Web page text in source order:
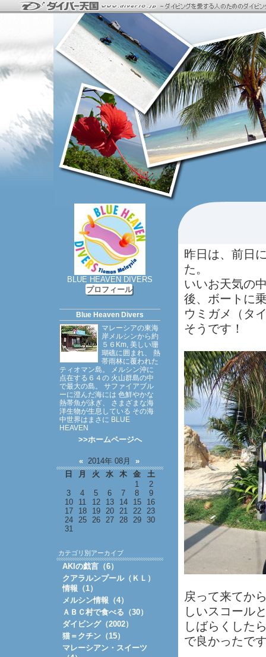
昨日は、前日
た。
いいお天気の
後、ボートに
ウミガメ（タ
そうです！
戻って来てか
しいスコール
しばらくした
で良かったで
BLUE HEAVEN DIVERS
プロフィール
Blue Heaven Divers
マレーシアの東海
岸メルシンから約
５６Km, 美しい珊
瑚礁に囲まれ、 熱
帯雨林に覆われた
ティオマン島。 メルシン沖に
点在する６４の 火山群島の中
で最大の島。 サファイアブル
ーに澄んだ海には 色鮮やかな
熱帯魚が泳ぎ、 さまざまな海
洋生物が生息している その海
中世界はまさに BLUE
HEAVEN
>>ホームページへ
« 2014年 08月 »
日
月 火 水 木 金
土
1
2
3
4 5 6 7 8
9
10
11 12 13 14 15
16
17
18 19 20 21 22
23
24
25 26 27 28 29
30
31
カテゴリ別アーカイブ
AKIの戯言（6）
クアラルンプール（ＫＬ）
情報（1）
メルシン情報（4）
ＡＢＣ村で食べる（30）
ダイビング（2002）
猫＝クチン（15）
マレーシアン・スイーツ